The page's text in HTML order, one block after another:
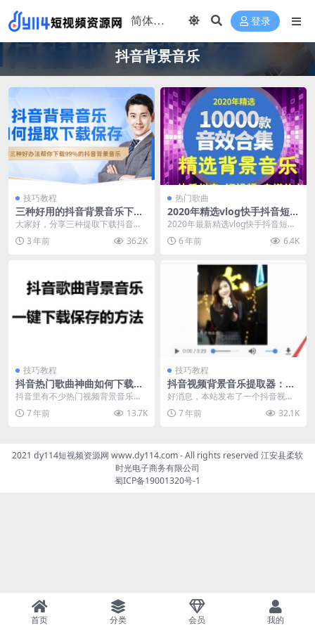
登录
抖音背景音乐
技巧教程
三种好用的抖音背景音乐下载
提取方法100%有效
大家好，分享三种提取下载抖音背
景音乐的方法，学会后99%以上的
抖音背景音乐均可提...
3 年前 36.2K
热门歌曲
2020年精选vlog快手抖音短视
频自媒体背景音乐素材打包下
2020年最新精选vlog快手抖音短视
频自媒体背景音乐素材打包下载，
素材包含电子...
6 年前 6.4K
技巧教程
抖音热门歌曲神曲如何下载保
存
抖音里有不少热门视频背景音乐好
听，受大家欢迎，小编这里教大家
如何下载保存抖音热门...
7 年前 13.7K
技巧教程
抖音视频背景音乐提取器：抖
音视频里的歌曲下载保存工具
好消息，本站发布了一个抖音视频
里的歌曲音乐的快速一键保存工
具：dy114抖音视频...
7 年前 32.1K
2021 dy114短视频资源网 www.dy114.com - All rights reserved 江安县柔软
时光电子商务有限公司
蜀ICP备19001320号-1
首页 分类 会员 我的